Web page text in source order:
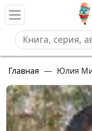
Главная — Юлия